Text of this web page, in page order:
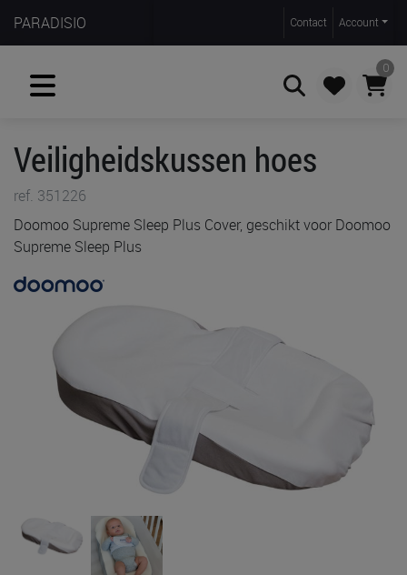
PARADISIO Contact Account
0
Zoeken
Veiligheidskussen hoes
ref. 351226
Doomoo Supreme Sleep Plus Cover, geschikt voor Doomoo
Supreme Sleep Plus